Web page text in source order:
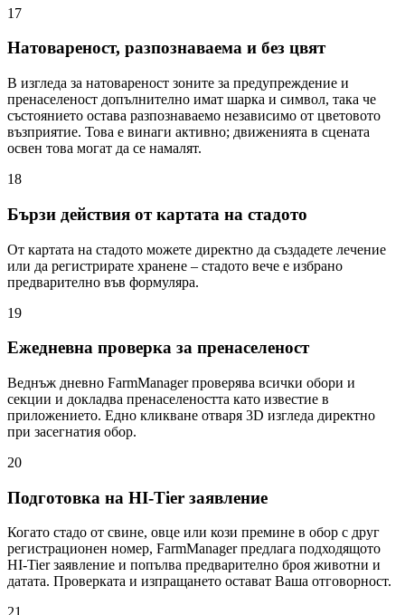
17
Натовареност, разпознаваема и без цвят
В изгледа за натовареност зоните за предупреждение и
пренаселеност допълнително имат шарка и символ, така че
състоянието остава разпознаваемо независимо от цветовото
възприятие. Това е винаги активно; движенията в сцената
освен това могат да се намалят.
18
Бързи действия от картата на стадото
От картата на стадото можете директно да създадете лечение
или да регистрирате хранене – стадото вече е избрано
предварително във формуляра.
19
Ежедневна проверка за пренаселеност
Веднъж дневно FarmManager проверява всички обори и
секции и докладва пренаселеността като известие в
приложението. Едно кликване отваря 3D изгледа директно
при засегнатия обор.
20
Подготовка на HI-Tier заявление
Когато стадо от свине, овце или кози премине в обор с друг
регистрационен номер, FarmManager предлага подходящото
HI-Tier заявление и попълва предварително броя животни и
датата. Проверката и изпращането остават Ваша отговорност.